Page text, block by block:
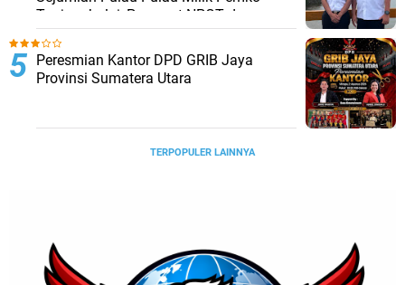
Tanjungbalai, Percepat NPGT dan
Sertifikasi Aset
Peresmian Kantor DPD GRIB Jaya
Provinsi Sumatera Utara
TERPOPULER LAINNYA